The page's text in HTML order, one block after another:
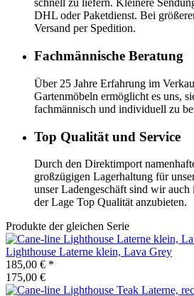
schnell zu liefern. Kleinere
DHL oder Paketdienst. Bei
Versand per Spedition.
Fachmännische Beratung
Über 25 Jahre Erfahrung im
Gartenmöbeln ermöglicht es uns,
fachmännisch und individuell zu
Top Qualität und Service
Durch den Direktimport
großzügigen Lagerhaltung für
unser Ladengeschäft sind wir auch
der Lage Top Qualität anzubieten.
Produkte der gleichen Serie
Lighthouse Laterne klein, Lava Grey
185,00 € *
175,00 €